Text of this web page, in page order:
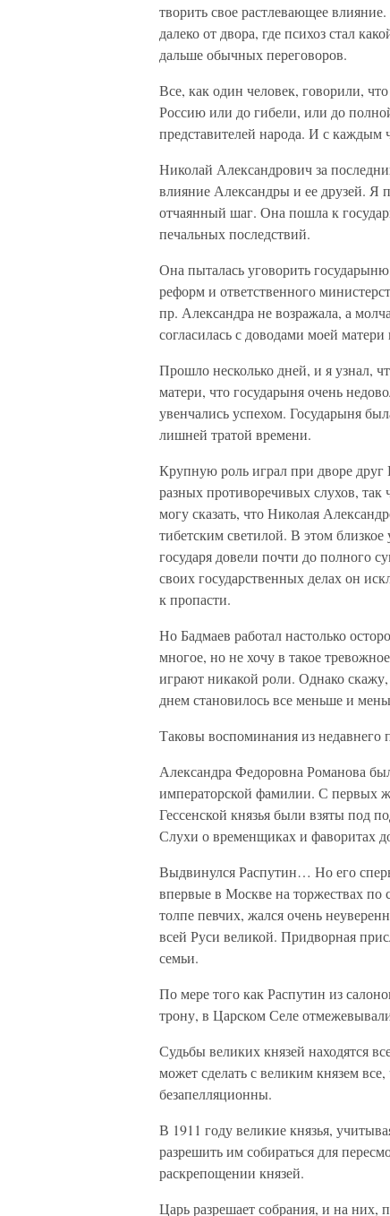
творить свое растлевающее
далеко от двора, где психоз стал
дальше обычных переговоров.
Все, как один человек, говорили,
Россию или до гибели, или до
представителей народа. И с каждым
Николай Александрович за
влияние Александры и ее друзей. Я
отчаянный шаг. Она пошла к
печальных последствий.
Она пыталась уговорить
реформ и ответственного
пр. Александра не возражала, а
согласилась с доводами моей матери
Прошло несколько дней, и я узнал,
матери, что государыня очень
увенчались успехом. Государыня
лишней тратой времени.
Крупную роль играл при дворе
разных противоречивых слухов,
могу сказать, что Николая
тибетским светилой. В этом
государя довели почти до полного
своих государственных делах он
к пропасти.
Но Бадмаев работал настолько
многое, но не хочу в такое
играют никакой роли. Однако
днем становилось все меньше и
Таковы воспоминания из
Александра Федоровна Романова
императорской фамилии. С первых
Гессенской князья были взяты под
Слухи о временщиках и фаворитах
Выдвинулся Распутин… Но его
впервые в Москве на торжествах по
толпе певчих, жался очень
всей Руси великой. Придворная
семьи.
По мере того как Распутин из
трону, в Царском Селе
Судьбы великих князей находятся
может сделать с великим князем
безапелляционны.
В 1911 году великие князья,
разрешить им собираться для
раскрепощении князей.
Царь разрешает собрания, и на них,